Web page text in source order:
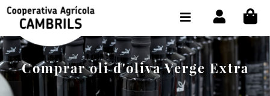
Comprar oli d'oliva Verge Extra
BOTIGA COMPRA ONLINE
LA COOPERATIVA
OLEOTOUR